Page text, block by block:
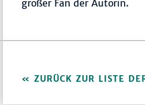
großer Fan der Autorin.
ZURÜCK ZUR LISTE